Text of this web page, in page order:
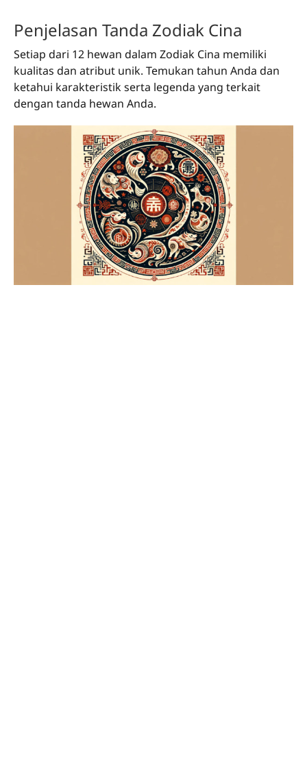
Penjelasan Tanda Zodiak Cina
Setiap dari 12 hewan dalam Zodiak Cina memiliki
kualitas dan atribut unik. Temukan tahun Anda dan
ketahui karakteristik serta legenda yang terkait
dengan tanda hewan Anda.